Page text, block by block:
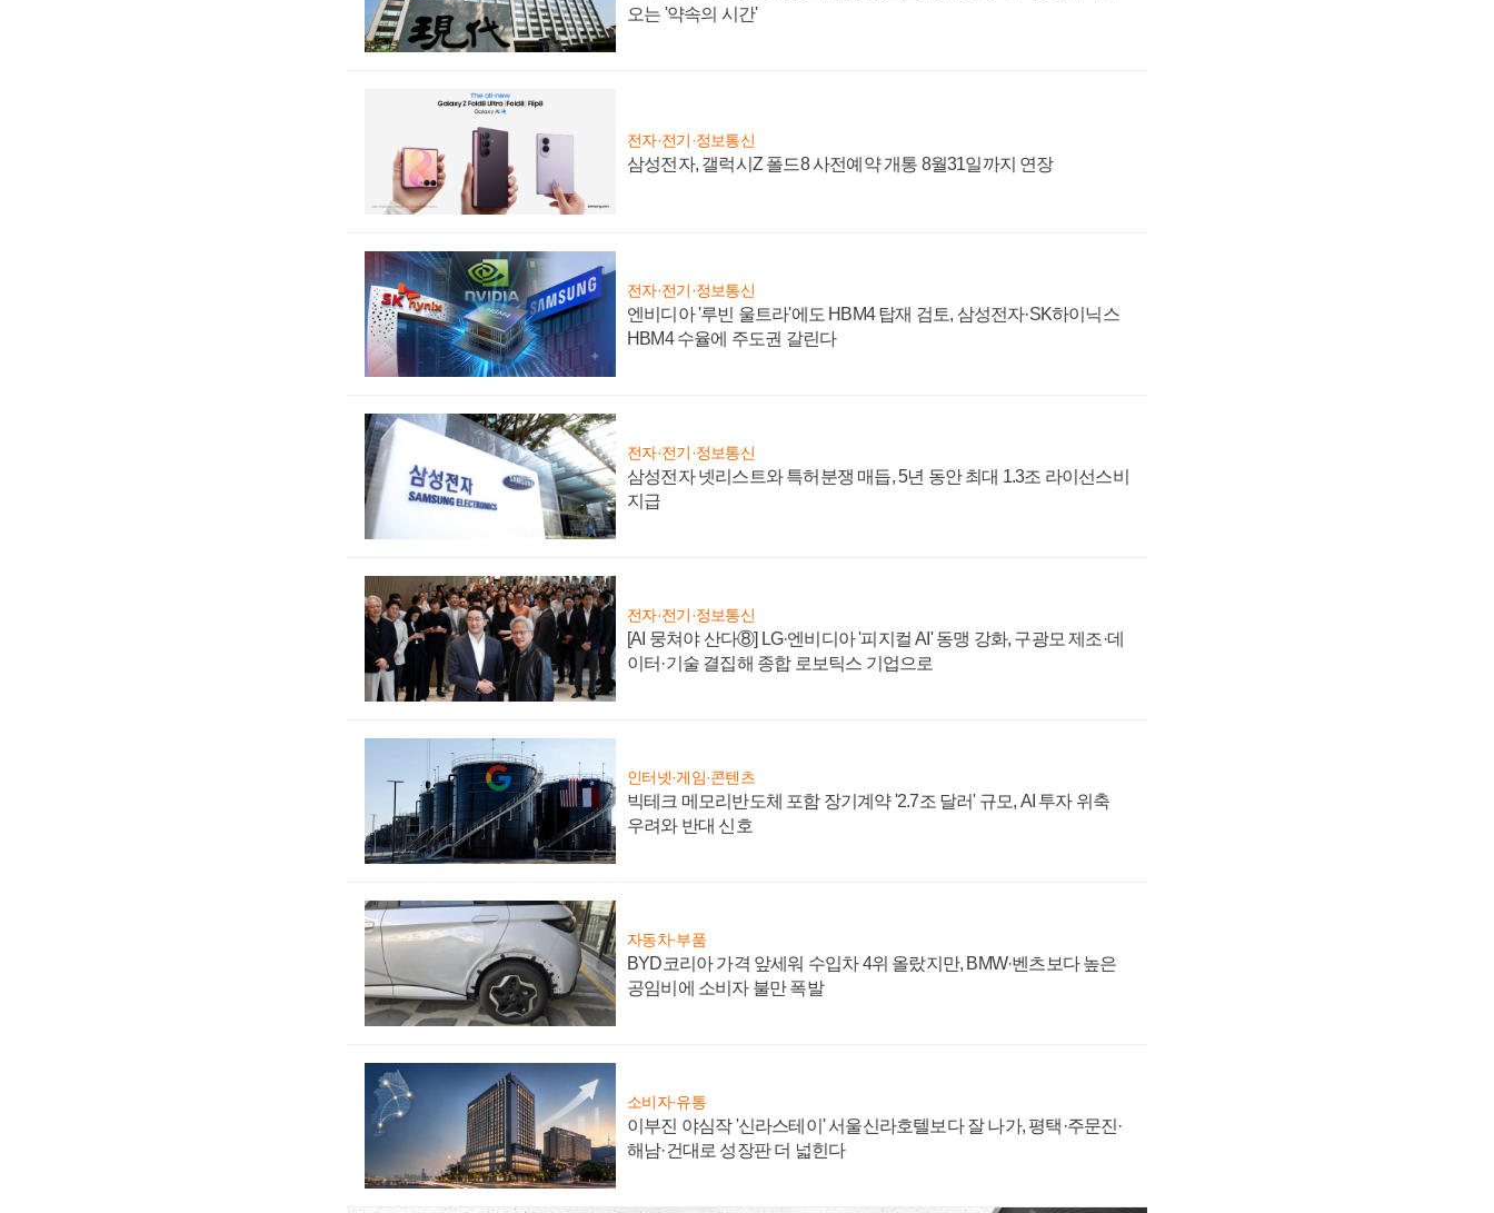
오는 '약속의 시간'
전자·전기·정보통신
삼성전자, 갤럭시Z 폴드8 사전예약 개통 8월31일까지 연장
전자·전기·정보통신
엔비디아 '루빈 울트라'에도 HBM4 탑재 검토, 삼성전자·SK하이닉스
HBM4 수율에 주도권 갈린다
전자·전기·정보통신
삼성전자 넷리스트와 특허분쟁 매듭, 5년 동안 최대 1.3조 라이선스비
지급
전자·전기·정보통신
[AI 뭉쳐야 산다⑧] LG·엔비디아 '피지컬 AI' 동맹 강화, 구광모 제조·데
이터·기술 결집해 종합 로보틱스 기업으로
인터넷·게임·콘텐츠
빅테크 메모리반도체 포함 장기계약 '2.7조 달러' 규모, AI 투자 위축
우려와 반대 신호
자동차·부품
BYD코리아 가격 앞세워 수입차 4위 올랐지만, BMW·벤츠보다 높은
공임비에 소비자 불만 폭발
소비자·유통
이부진 야심작 '신라스테이' 서울신라호텔보다 잘 나가, 평택·주문진·
해남·건대로 성장판 더 넓힌다